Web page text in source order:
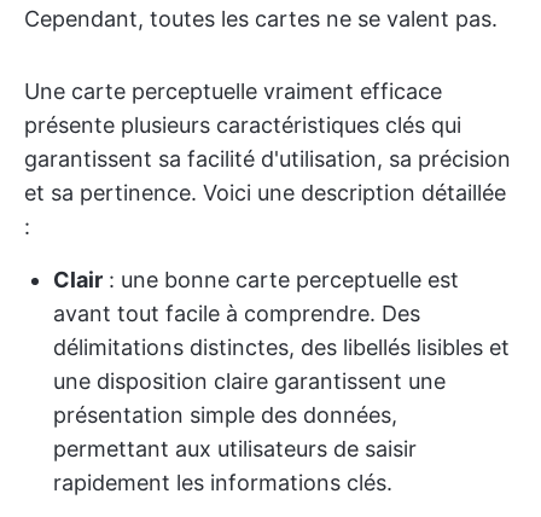
Cependant, toutes les cartes ne se valent pas.
Une carte perceptuelle vraiment efficace
présente plusieurs caractéristiques clés qui
garantissent sa facilité d'utilisation, sa précision
et sa pertinence. Voici une description détaillée
:
Clair : une bonne carte perceptuelle est
avant tout facile à comprendre. Des
délimitations distinctes, des libellés lisibles et
une disposition claire garantissent une
présentation simple des données,
permettant aux utilisateurs de saisir
rapidement les informations clés.